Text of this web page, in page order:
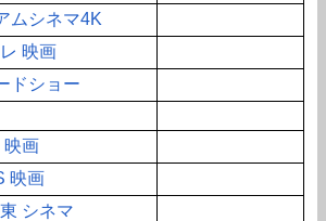
ムシネマ4K
映画
ドショー
映画
映画
シネマ